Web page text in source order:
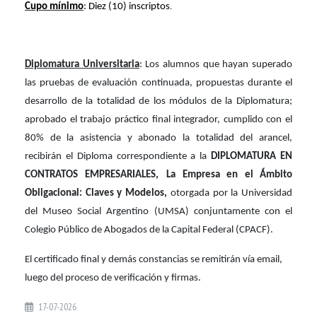
Cupo mínimo: Diez (10) inscriptos.
Diplomatura Universitaria: Los alumnos que hayan superado
las pruebas de evaluación continuada, propuestas durante el
desarrollo de la totalidad de los módulos de la Diplomatura;
aprobado el trabajo práctico final integrador, cumplido con el
80% de la asistencia y abonado la totalidad del arancel,
recibirán el Diploma correspondiente a la DIPLOMATURA EN
CONTRATOS EMPRESARIALES,
La Empresa en el Ámbito
Obligacional: Claves y Modelos, otorgada por la Universidad
del Museo Social Argentino (UMSA) conjuntamente con el
Colegio Público de Abogados de la Capital Federal (CPACF).
El certificado final y demás constancias se remitirán vía email,
luego del proceso de verificación y firmas.
17-07-2026